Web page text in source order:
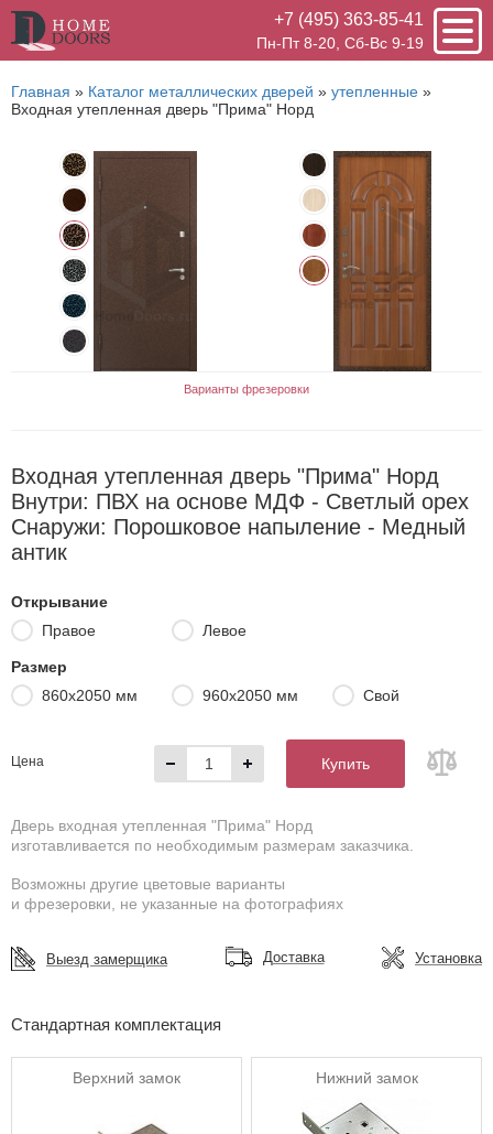
+7 (495) 363-85-41
Пн-Пт 8-20, Сб-Вс 9-19
Главная » Каталог металлических дверей » утепленные »
Входная утепленная дверь "Прима" Норд
Варианты фрезеровки
Входная утепленная дверь "Прима" Норд
Внутри: ПВХ на основе МДФ - Светлый орех
Снаружи: Порошковое напыление - Медный
антик
Открывание
Правое
Левое
Размер
860х2050 мм
960х2050 мм Свой
Цена Купить
Дверь входная утепленная "Прима" Норд
изготавливается по необходимым размерам заказчика.
Возможны другие цветовые варианты
и фрезеровки, не указанные на фотографиях
Выезд замерщика Доставка Установка
Стандартная комплектация
Верхний замок Нижний замок